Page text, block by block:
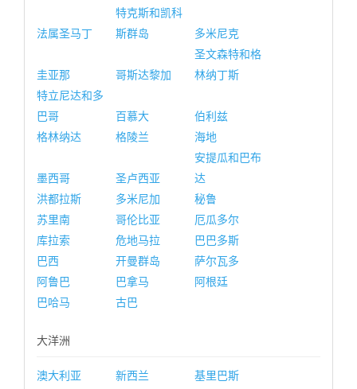
法属圣马丁
特克斯和凯科
斯群岛
多米尼克
圭亚那 哥斯达黎加
圣文森特和格
林纳丁斯
特立尼达和多
巴哥
百慕大
伯利兹
格林纳达
格陵兰 海地
墨西哥 圣卢西亚
安提瓜和巴布
达
洪都拉斯
多米尼加
秘鲁
苏里南
哥伦比亚
厄瓜多尔
库拉索
危地马拉
巴巴多斯
巴西
开曼群岛
萨尔瓦多
阿鲁巴
巴拿马
阿根廷
巴哈马
古巴
大洋洲
澳大利亚 新西兰
基里巴斯